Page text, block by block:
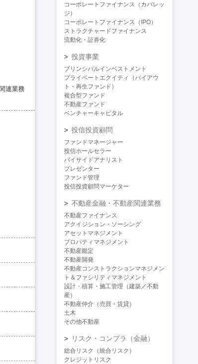
連業務
コーポレートファイナンス（カバレッ
ジ）
コーポレートファイナンス（IPO）
ストラクチャードファイナンス
流動化・証券化
投資事業
プリンシパルインベストメント
プライベートエクイティ（バイアウ
ト・再生ファンド）
複合型ファンド
不動産ファンド
ベンチャーキャピタル
投信投資顧問
ファンドマネージャー
投信ホールセラー
バイサイドアナリスト
プレゼンター
ファンド管理
投信投資顧問マーケター
不動産金融・不動産関連業務
不動産ファイナンス
アクイジション・ソーシング
アセットマネジメント
プロパティマネジメント
不動産鑑定
不動産開発
不動産コンストラクションマネジメン
ト＆ファシリティマネジメント
設計・積算・施工管理（建築／不動
産）
不動産仲介（売買・賃貸）
土木
その他不動産
リスク・コンプラ（金融）
総合リスク（統合リスク）
クレジットリスク